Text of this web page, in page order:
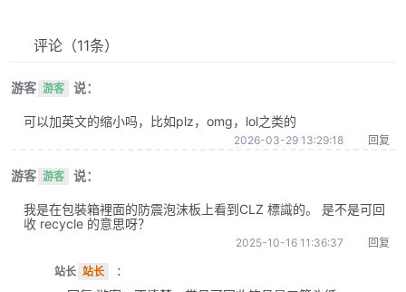
评论 （11条）
游客 游客 说：
可以加英文的缩小吗，比如plz，omg，lol之类的
2026-03-29 13:29:18 回复
游客 游客 说：
我是在包裝箱裡面的防震泡沫板上看到CLZ 標識的。 是不是可回
收 recycle 的意思呀？
2025-10-16 11:36:37 回复
站长 站长 ：